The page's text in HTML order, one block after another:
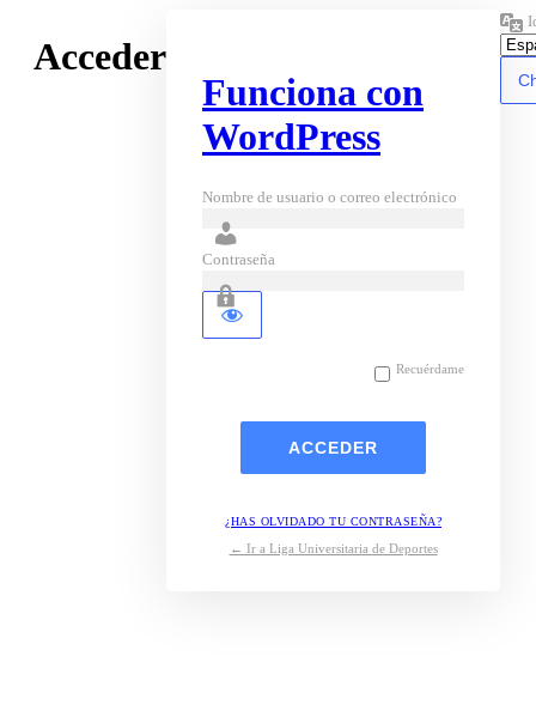
Acceder
Funciona con
WordPress
Nombre de usuario o correo electrónico
Contraseña
Recuérdame
¿HAS OLVIDADO TU CONTRASEÑA?
← Ir a Liga Universitaria de Deportes